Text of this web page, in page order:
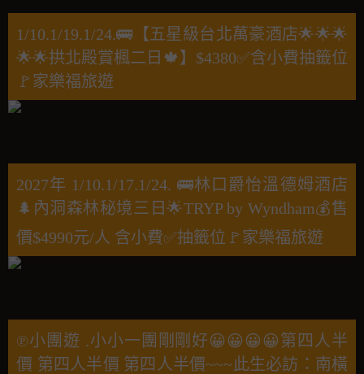
1/10.1/19.1/24.🚌【五星級台北萬豪酒店🌟🌟🌟
🌟🌟拱北殿賞楓二日🍁】$4380✅含小費抽籤位
🚩家樂福旅遊
2027年 1/10.1/17.1/24. 🚌林口爵怡溫德姆酒店
🌲內洞森林秘境三日🌟TRYP by Wyndham💰售
價$4990元/人 含小費✅抽籤位🚩家樂福旅遊
℗小團遊 .小小一團剛剛好😀😀😀😀第四人半
價 第四人半價 第四人半價~~~此生必訪：南橫